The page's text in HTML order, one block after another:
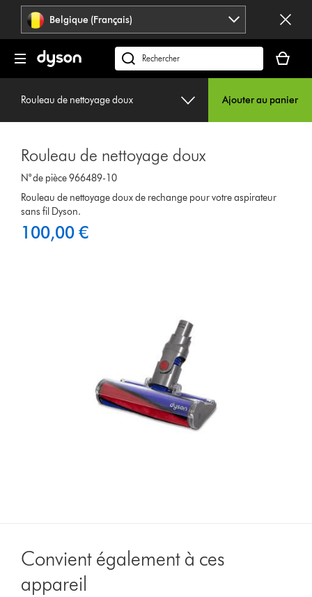
Sauter
pages
Belgique (Français)
Rechercher
des
produits
panier
est
Rouleau de nettoyage doux Ajouter au panier
Rouleau de nettoyage doux
N° de pièce 966489-10
Rouleau de nettoyage doux de rechange pour votre aspirateur
sans fil Dyson.
100,00 €
Convient également à ces
appareil